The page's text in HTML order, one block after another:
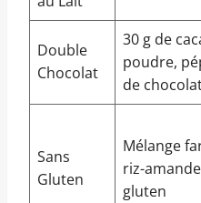
Double
Chocolat
30 g de
poudre,
de
Sans
Gluten
Mélange
riz-
gluten